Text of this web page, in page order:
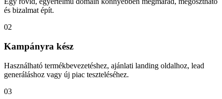
és bizalmat épít.
02
Kampányra kész
Használható termékbevezetéshez, ajánlati landing oldalhoz, lead
generáláshoz vagy új piac teszteléséhez.
03